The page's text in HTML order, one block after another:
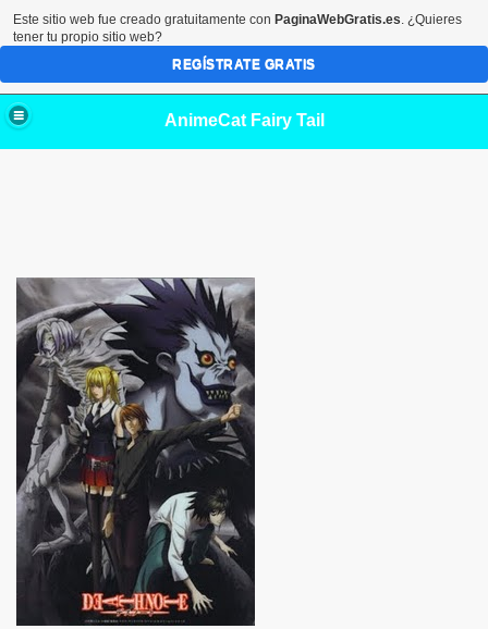
AnimeCat Fairy Tail
Este sitio web fue creado gratuitamente con PaginaWebGratis.es. ¿Quieres
tener tu propio sitio web?
REGÍSTRATE GRATIS